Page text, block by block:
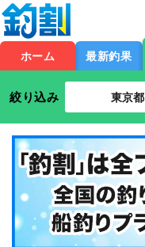
ホーム 最新釣果
絞り込み 東京都